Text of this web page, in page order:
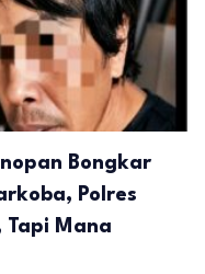
Bongkar
Polres
Tapi Mana